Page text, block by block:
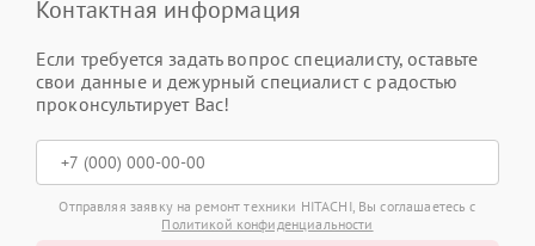
Контактная информация
Если требуется задать вопрос специалисту, оставьте
свои данные и дежурный специалист с радостью
проконсультирует Вас!
Отправляя заявку на ремонт техники HITACHI, Вы соглашаетесь с
Политикой конфиденциальности